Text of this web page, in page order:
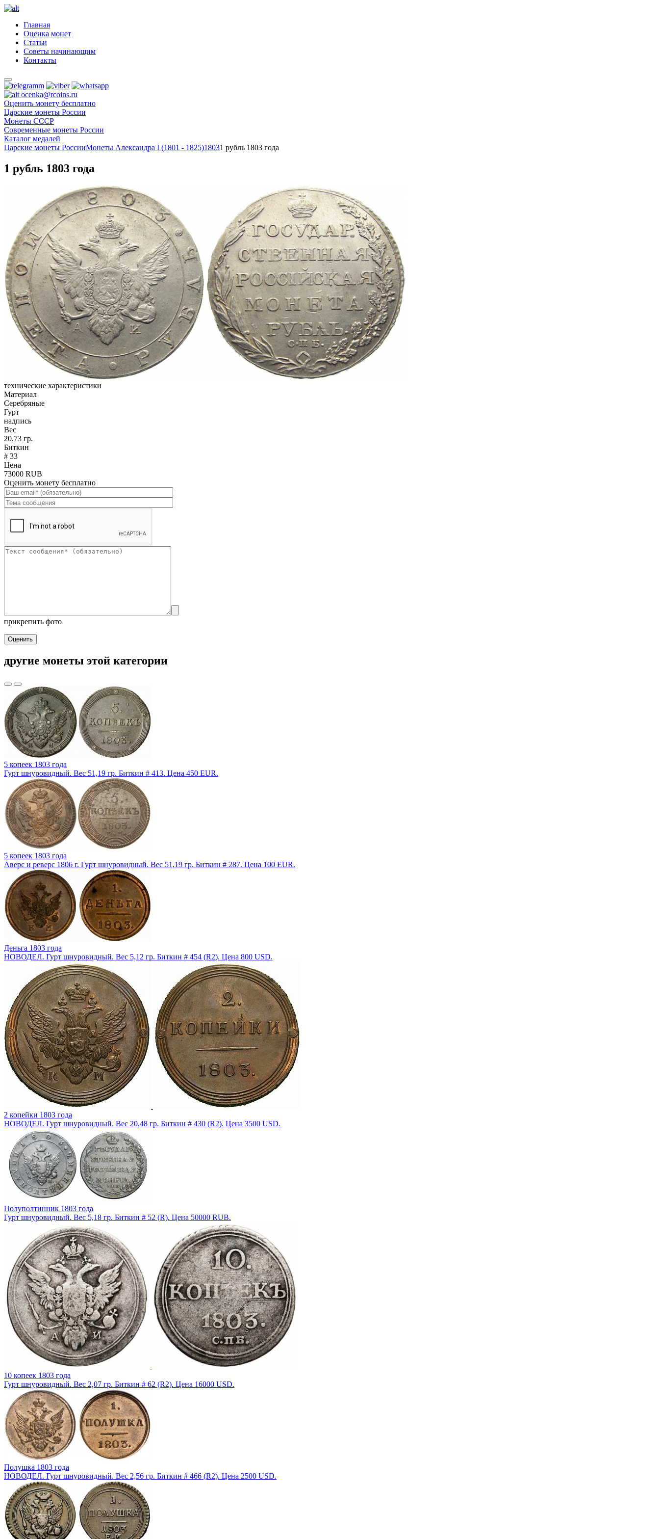
Главная
Оценка монет
Статьи
Советы начинающим
Контакты
ocenka@rcoins.ru
Оценить монету бесплатно
Царские монеты России
Монеты СССР
Современные монеты России
Каталог медалей
Царские монеты РоссииМонеты Александра I (1801 - 1825)18031 рубль 1803 года
1 рубль 1803 года
технические характеристики
Материал
Серебряные
Гурт
надпись
Вес
20,73 гр.
Биткин
# 33
Цена
73000 RUB
Оценить монету бесплатно
прикрепить фото
Оценить
другие монеты этой категории
5 копеек 1803 года
Гурт шнуровидный. Вес 51,19 гр. Биткин # 413. Цена 450 EUR.
5 копеек 1803 года
Аверс и реверс 1806 г. Гурт шнуровидный. Вес 51,19 гр. Биткин # 287. Цена 100 EUR.
Деньга 1803 года
НОВОДЕЛ. Гурт шнуровидный. Вес 5,12 гр. Биткин # 454 (R2). Цена 800 USD.
2 копейки 1803 года
НОВОДЕЛ. Гурт шнуровидный. Вес 20,48 гр. Биткин # 430 (R2). Цена 3500 USD.
Полуполтинник 1803 года
Гурт шнуровидный. Вес 5,18 гр. Биткин # 52 (R). Цена 50000 RUB.
10 копеек 1803 года
Гурт шнуровидный. Вес 2,07 гр. Биткин # 62 (R2). Цена 16000 USD.
Полушка 1803 года
НОВОДЕЛ. Гурт шнуровидный. Вес 2,56 гр. Биткин # 466 (R2). Цена 2500 USD.